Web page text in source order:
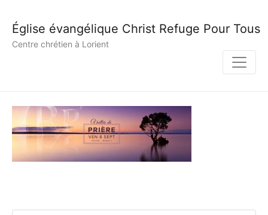
Église évangélique Christ Refuge Pour Tous
Centre chrétien à Lorient